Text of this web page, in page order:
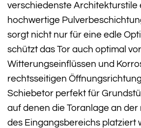
verschiedenste Architekturstile
hochwertige
sorgt nicht nur für eine edle
schützt das Tor auch optimal vor
Witterungseinflüssen und
rechtsseitigen
Schiebetor perfekt für
auf denen die Toranlage an
des Eingangsbereichs platziert